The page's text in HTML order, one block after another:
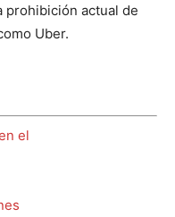
prohibición actual de
Uber.